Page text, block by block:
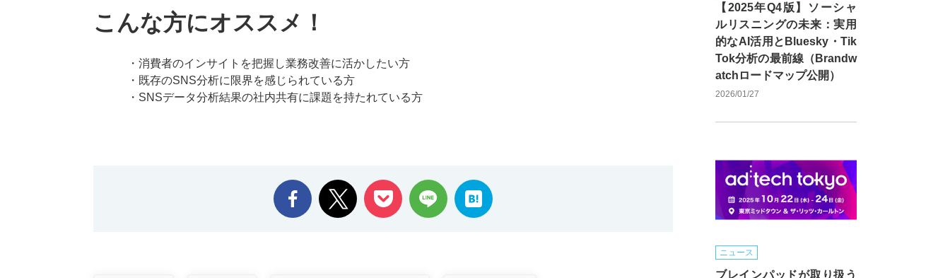
こんな方にオススメ！
・消費者のインサイトを把握し業務改善に活かしたい方
・既存のSNS分析に限界を感じられている方
・SNSデータ分析結果の社内共有に課題を持たれている方
【2025年Q4版】ソーシャ
ルリスニングの未来：実用
的なAI活用とBluesky・Tik
Tok分析の最前線（Brandw
atchロードマップ公開）
2026/01/27
ニュース
ブレインパッドが取り扱う